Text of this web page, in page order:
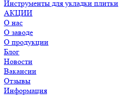
Инструменты для укладки плитки
АКЦИИ
О нас
О заводе
О продукции
Блог
Новости
Вакансии
Отзывы
Информация